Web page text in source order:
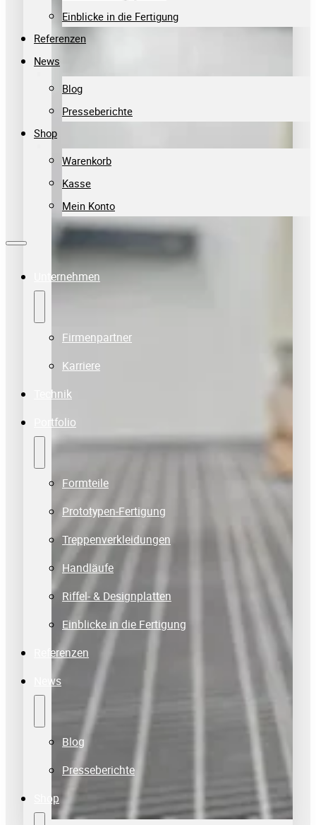
Einblicke in die Fertigung
Referenzen
News
Blog
Presseberichte
Shop
Warenkorb
Kasse
Mein Konto
Unternehmen
Firmenpartner
Karriere
Technik
Portfolio
Formteile
Prototypen-Fertigung
Treppenverkleidungen
Handläufe
Riffel- & Designplatten
Einblicke in die Fertigung
Referenzen
News
Blog
Presseberichte
Shop